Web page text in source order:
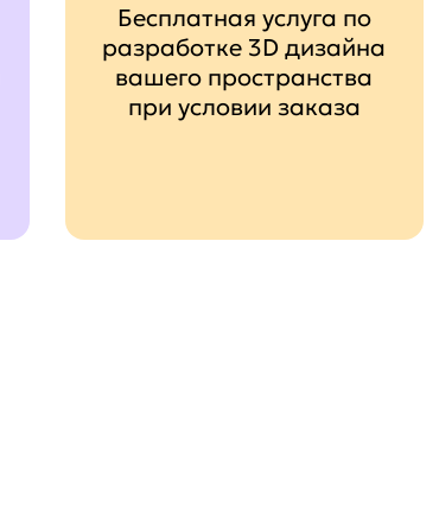
Бесплатная услуга по
разработке 3D дизайна
вашего пространства
при условии заказа